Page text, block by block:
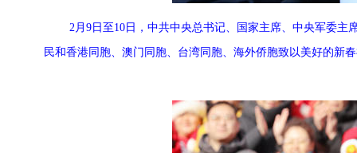
2月9日至10日，中共中央总书记、国家主席、中央军委
民和香港同胞、澳门同胞、台湾同胞、海外侨胞致以美好的新